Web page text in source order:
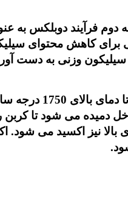
دوم فرآیند دوبلکس به
کاهش محتوای
دمیده می شود تا کربن
بالا نیز اکسید می شود.